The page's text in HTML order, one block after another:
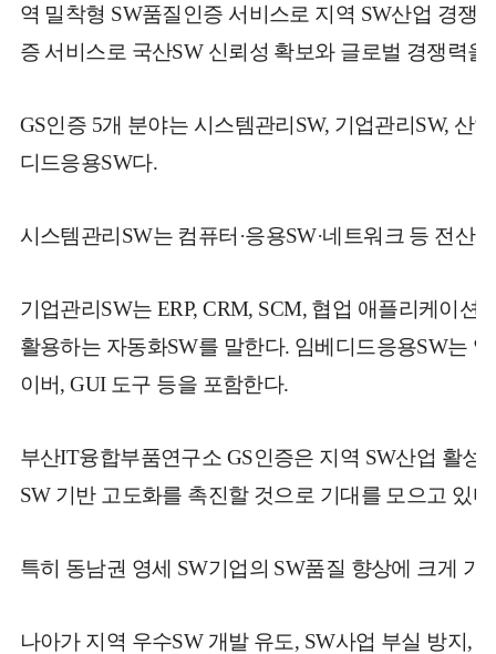
역 밀착형 SW품질인증 서비스로 지역 SW산업 경쟁
증 서비스로 국산SW 신뢰성 확보와 글로벌 경쟁력을
GS인증 5개 분야는 시스템관리SW, 기업관리SW, 산
디드응용SW다.
시스템관리SW는 컴퓨터·응용SW·네트워크 등 전산
기업관리SW는 ERP, CRM, SCM, 협업 애플리케이션
활용하는 자동화SW를 말한다. 임베디드응용SW는
이버, GUI 도구 등을 포함한다.
부산IT융합부품연구소 GS인증은 지역 SW산업 활성
SW 기반 고도화를 촉진할 것으로 기대를 모으고 있다
특히 동남권 영세 SW기업의 SW품질 향상에 크게 기
나아가 지역 우수SW 개발 유도, SW사업 부실 방지,